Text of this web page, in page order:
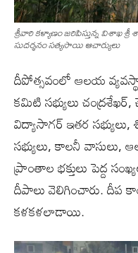
శ్రీవారి కళ్యాణం జరిపిస్తున్న విశాఖ
సుదర్శనం సత్యసాయి ఆచార్యులు
దీపోత్సవంలో ఆల‌య
క‌మిటి స‌భ్యులు
విద్యాసాగర్ ఇతర సభ్యులు,
స‌భ్యులు, కాల‌నీ వాసులు,
ప్రాంతాల భ‌క్తులు పెద్ద
దీపాలు వెలిగించారు. దీప
కళకళలాడాయి.